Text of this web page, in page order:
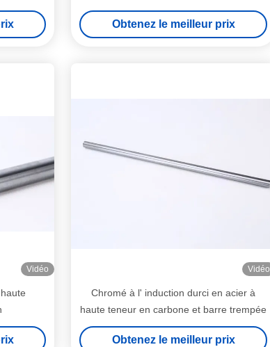
Obtenez le meilleur prix
Vidéo Vidéo
Chromé à l' induction durci en acier à
haute teneur en carbone et barre trempée
Obtenez le meilleur prix